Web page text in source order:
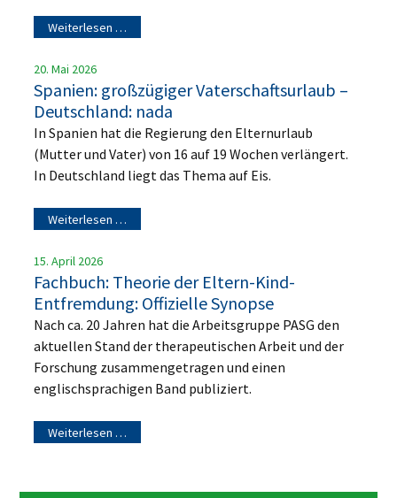
Weiterlesen …
20. Mai 2026
Spanien: großzügiger Vaterschaftsurlaub –
Deutschland: nada
In Spanien hat die Regierung den Elternurlaub
(Mutter und Vater) von 16 auf 19 Wochen verlängert.
In Deutschland liegt das Thema auf Eis.
Weiterlesen …
15. April 2026
Fachbuch: Theorie der Eltern-Kind-
Entfremdung: Offizielle Synopse
Nach ca. 20 Jahren hat die Arbeitsgruppe PASG den
aktuellen Stand der therapeutischen Arbeit und der
Forschung zusammengetragen und einen
englischsprachigen Band publiziert.
Weiterlesen …